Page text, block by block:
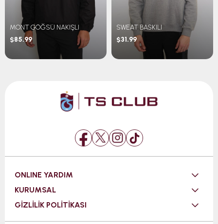
MONT GÖĞSÜ NAKIŞLI
$85.99
SWEAT BASKILI
$31.99
ONLINE YARDIM
KURUMSAL
GİZLİLİK POLİTİKASI